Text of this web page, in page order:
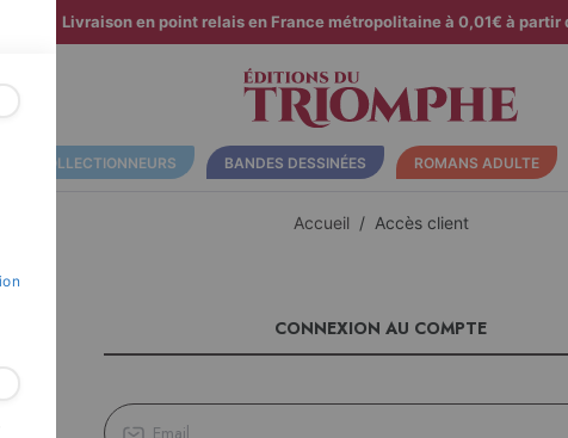
Livraison en point relais en France métropolitaine à 0,01€ à partir
BD COLLECTIONNEURS BANDES DESSINÉES ROMANS ADULTE
Accueil Accès client
CONNEXION AU COMPTE